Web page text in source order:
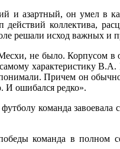
азартный, он умел в
коллектива,
решали исход важных и
не было. Корпусом в
характеристику
Причем он
И ошибался редко».
команда завоевала
команда в полном